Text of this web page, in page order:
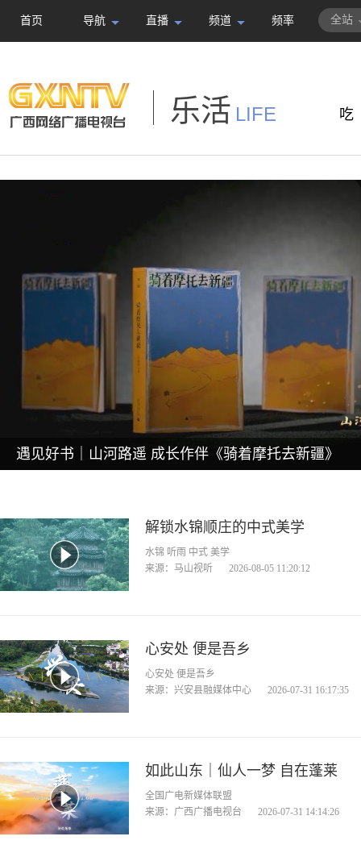
首页 导航 直播 频道 频率 全站
乐活 LIFE 吃
遇见好书｜山河路遥 成长作伴《骑着摩托去新疆》
解锁水锦顺庄的中式美学
水锦 听雨 中式 美学
来源：马山视听
2026-08-05 11:20:12
心安处 便是吾乡
心安处 便是吾乡
来源：兴安县融媒体中心
2026-07-31 16:17:35
如此山东｜仙人一梦 自在蓬莱
全国广电新媒体联盟
来源：广西广播电视台
2026-07-31 14:14:26